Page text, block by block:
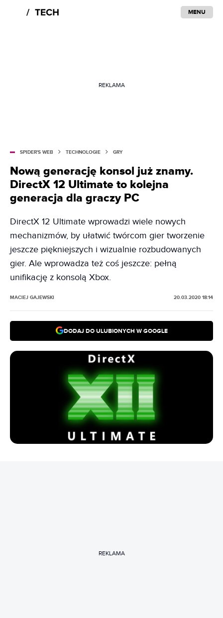
MENU
REKLAMA
SPIDER'S WEB TECHNOLOGIE GRY
Nową generację konsol już znamy.
DirectX 12 Ultimate to kolejna
generacja dla graczy PC
DirectX 12 Ultimate wprowadzi wiele nowych
mechanizmów, by ułatwić twórcom gier tworzenie
jeszcze piękniejszych i wizualnie rozbudowanych
gier. Ale wprowadza też coś jeszcze: pełną
unifikację z konsolą Xbox.
MACIEJ GAJEWSKI 20.03.2020 18:14
DODAJ DO ULUBIONYCH W GOOGLE
REKLAMA